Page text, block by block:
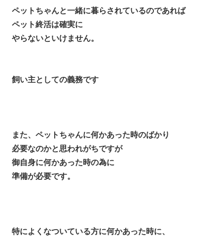
ペットちゃんと一緒に暮らされているのであれば
ペット終活は確実に
やらないといけません。
飼い主としての義務です
また、ペットちゃんに何かあった時のばかり
必要なのかと思われがちですが
御自身に何かあった時の為に
準備が必要です。
特によくなついている方に何かあった時に、